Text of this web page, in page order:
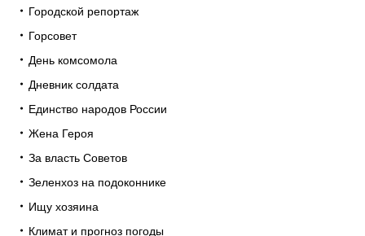
Городской репортаж
Горсовет
День комсомола
Дневник солдата
Единство народов России
Жена Героя
За власть Советов
Зеленхоз на подоконнике
Ищу хозяина
Климат и прогноз погоды